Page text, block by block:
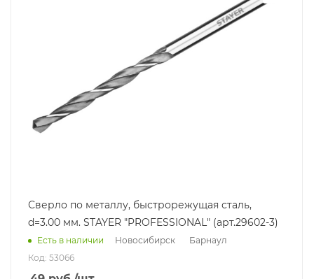
Сверло по металлу, быстрорежущая сталь,
d=3.00 мм. STAYER "PROFESSIONAL" (арт.29602-3)
Есть в наличии Новосибирск
Барнаул
Код: 53066